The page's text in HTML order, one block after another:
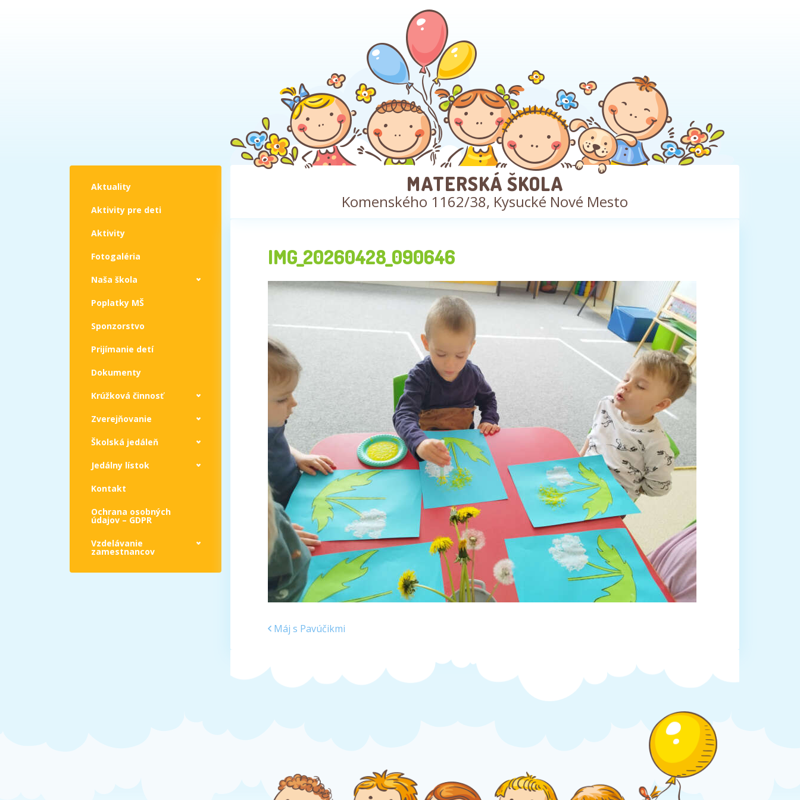
Aktuality
Aktivity pre deti
Aktivity
Fotogaléria
Naša škola
Poplatky MŠ
Sponzorstvo
Prijímanie detí
Dokumenty
Krúžková činnosť
Zverejňovanie
Školská jedáleň
Jedálny lístok
Kontakt
Ochrana osobných
údajov – GDPR
Vzdelávanie
zamestnancov
MATERSKÁ ŠKOLA
Komenského 1162/38, Kysucké Nové Mesto
IMG_20260428_090646
Máj s Pavúčikmi